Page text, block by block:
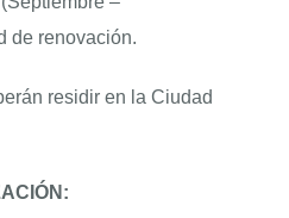
de renovación.
residir en la Ciudad